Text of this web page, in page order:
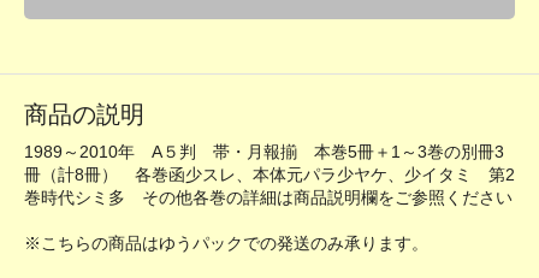
商品の説明
1989～2010年 A５判 帯・月報揃 本巻5冊＋1～3巻の別冊3
冊（計8冊） 各巻函少スレ、本体元パラ少ヤケ、少イタミ 第2
巻時代シミ多 その他各巻の詳細は商品説明欄をご参照ください
※こちらの商品はゆうパックでの発送のみ承ります。